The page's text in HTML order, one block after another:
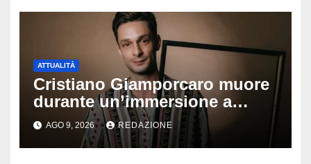
ATTUALITÀ
Cristiano Giamporcaro muore
durante un’immersione a
Lampedusa: aperta
un’inchiesta per omicidio
nautico, cosa emerge sulla
AGO 9, 2026 REDAZIONE